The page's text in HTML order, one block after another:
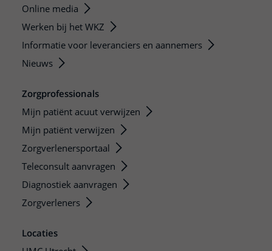
Online media
Werken bij het WKZ
Informatie voor leveranciers en aannemers
Nieuws
Zorgprofessionals
Mijn patiënt acuut verwijzen
Mijn patiënt verwijzen
Zorgverlenersportaal
Teleconsult aanvragen
Diagnostiek aanvragen
Zorgverleners
Locaties